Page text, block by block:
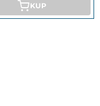
KUP